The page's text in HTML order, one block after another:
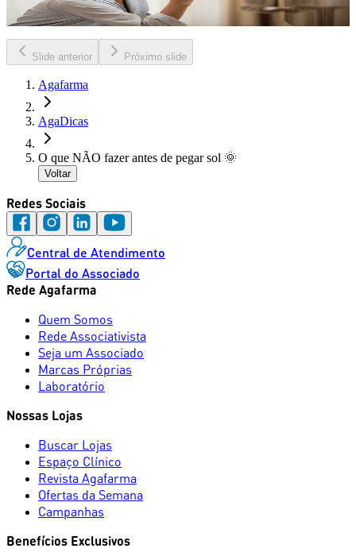
quando algo não vai bem!
Slide anterior Próximo slide
Agafarma
AgaDicas
O que NÃO fazer antes de pegar sol 🌞
Voltar
Redes Sociais
Central de Atendimento
Portal do Associado
Rede Agafarma
Quem Somos
Rede Associativista
Seja um Associado
Marcas Próprias
Laboratório
Nossas Lojas
Buscar Lojas
Espaço Clínico
Revista Agafarma
Ofertas da Semana
Campanhas
Benefícios Exclusivos